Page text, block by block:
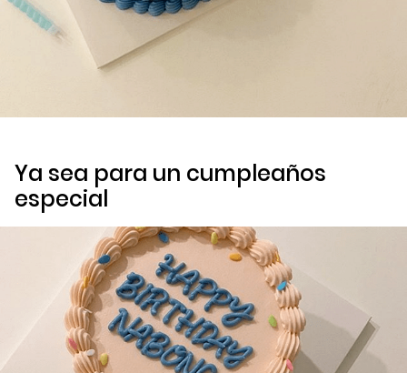
Ya sea para un cumpleaños
especial